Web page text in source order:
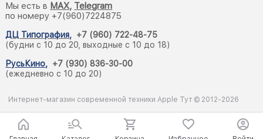
Мы есть в MAX, Telegram
по номеру +7(960)7224875
ДЦ Типография, +7 (960) 722-48-75
(будни с 10 до 20, выходные с 10 до 18)
РусьКино, +7 (930) 836-30-00
(ежедневно с 10 до 20)
Интернет-магазин современной техники Apple Тут © 2012-2026